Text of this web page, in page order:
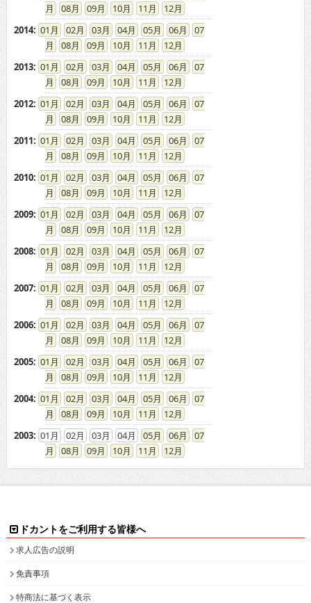
08
09 10 11
12
2014: 01 02 03 04 05 06
07
08
09 10 11
12
2013: 01 02 03 04 05 06
07
08
09 10 11
12
2012: 01 02 03 04 05 06
07
08
09 10 11
12
2011: 01 02 03 04 05 06
07
08
09 10 11
12
2010: 01 02 03 04 05 06
07
08
09 10 11
12
2009: 01 02 03 04 05 06
07
08
09 10 11
12
2008: 01 02 03 04 05 06
07
08
09 10 11
12
2007: 01 02 03 04 05 06
07
08
09 10 11
12
2006: 01 02 03 04 05 06
07
08
09 10 11
12
2005: 01 02 03 04 05 06
07
08
09 10 11
12
2004: 01 02 03 04 05 06
07
08
09 10 11
12
2003: 01 02 03 04 05 06
07
08
09 10 11 12
ドカントをご利用する皆様へ
求人広告の説明
免責事項
特商法に基づく表示